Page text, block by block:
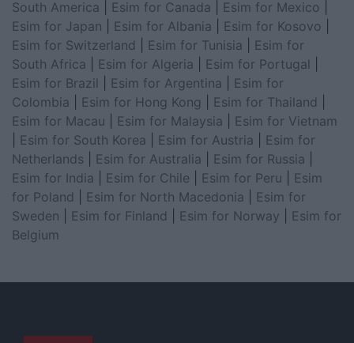
South America
Esim for Canada Esim for Mexico
Esim for Japan
Esim for Albania Esim for Kosovo
Esim for Switzerland
Esim for Tunisia
Esim for
South Africa
Esim for Algeria Esim for Portugal
Esim for Brazil
Esim for Argentina
Esim for
Colombia
Esim for Hong Kong Esim for Thailand
Esim for Macau
Esim for Malaysia
Esim for Vietnam
Esim for South Korea Esim for Austria
Esim for
Netherlands
Esim for Australia Esim for Russia
Esim for India
Esim for Chile Esim for Peru
Esim
for Poland
Esim for North Macedonia
Esim for
Sweden
Esim for Finland Esim for Norway
Esim for
Belgium